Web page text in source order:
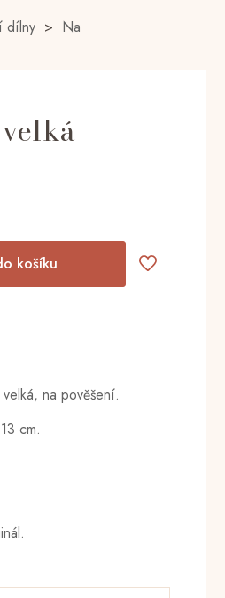
dílny > Na
košíku
na pověšení.
cm.